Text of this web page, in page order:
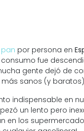
pan por persona en
fue
gente dejó de
sanos (y
indispensable en
un lento pero
los